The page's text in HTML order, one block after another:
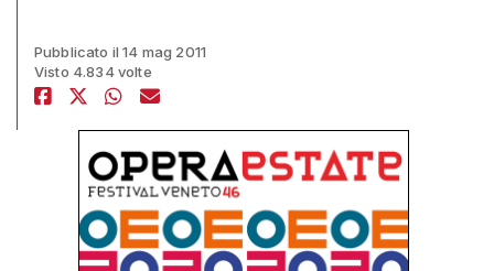
Pubblicato il 14 mag 2011
Visto 4.834 volte